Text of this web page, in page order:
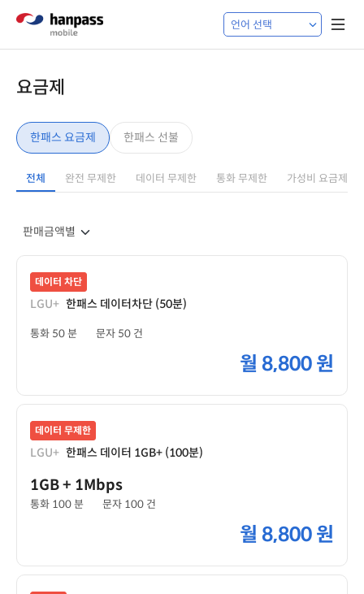
요금제
한패스 요금제 한패스 선불
전체 완전 무제한 데이터 무제한 통화 무제한 가성비 요금제
데이터 차단
LGU+ 한패스 데이터차단 (50분)
통화 50 분 문자 50 건
월 8,800 원
데이터 무제한
LGU+ 한패스 데이터 1GB+ (100분)
1GB+ 1Mbps
통화 100 분 문자 100 건
월 8,800 원